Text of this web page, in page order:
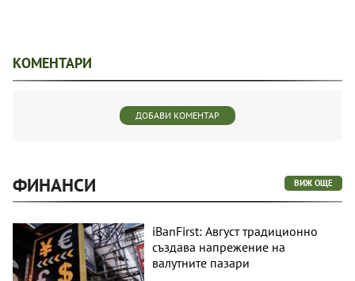
КОМЕНТАРИ
ДОБАВИ КОМЕНТАР
ФИНАНСИ ВИЖ ОЩЕ
iBanFirst: Август традиционно
създава напрежение на
валутните пазари